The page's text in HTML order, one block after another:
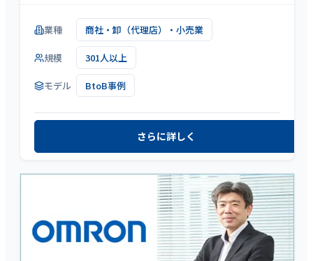
業種 商社・卸（代理店）・小売業
規模 301人以上
モデル BtoB事例
さらに詳しく